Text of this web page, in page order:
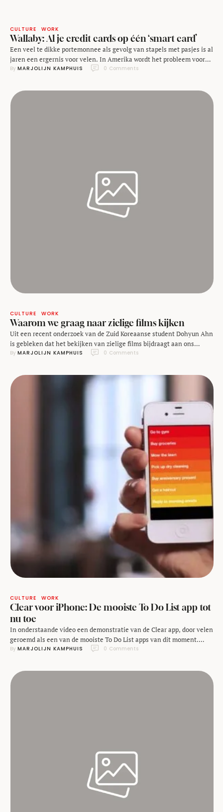
CULTURE WORK
Wallaby: Al je credit cards op één ‘smart card’
Een veel te dikke portemonnee als gevolg van stapels met pasjes is al
jaren een ergernis voor velen. In Amerika wordt het probleem vooral
veroorzaakt door credit cards: Amerikanen hebben vaak een groot
programma heeft. Die variëren van Frequent Flyer miles, korting bij
grote warenhuizen tot …
By MARJOLIJN KAMPHUIS 0 Comments
CULTURE WORK
Waarom we graag naar zielige films kijken
Uit een recent onderzoek van de Zuid Koreaanse student Dohyun Ahn
is gebleken dat het bekijken van zielige films bijdraagt aan ons
realiteitsbesef. Dat deed hij door 165 proefpersonen te vragen naar
zijn testgroep gaf aan zich erg verdrietig te voelen omdat de …
By MARJOLIJN KAMPHUIS 0 Comments
CULTURE WORK
Clear voor iPhone: De mooiste To Do List app tot
nu toe
In onderstaande video een demonstratie van de Clear app, door velen
geroemd als een van de mooiste To Do List apps van dit moment.
Clear trekt vooral de aandacht door het bijzondere gebruik van een
By MARJOLIJN KAMPHUIS 0 Comments